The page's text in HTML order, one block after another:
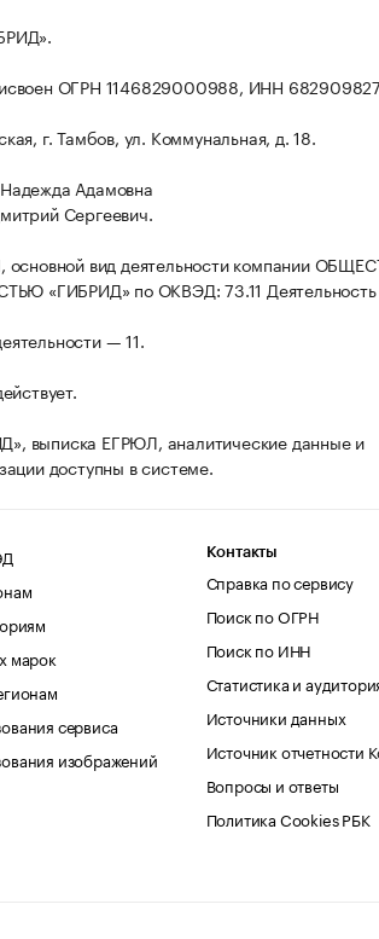
ОГРН 1146829000988, ИНН
г. Тамбов, ул. Коммунальная, д. 18.
Адамовна
Сергеевич.
основной вид деятельности компании
«ГИБРИД» по ОКВЭД: 73.11 Деятельность
— 11.
выписка ЕГРЮЛ, аналитические данные и
доступны в системе.
марок
сервиса
изображений
Контакты
Справка по сервису
Поиск по ОГРН
Поиск по ИНН
Статистика и
Источники данных
Источник отчетности
Вопросы и ответы
Политика Cookies РБК